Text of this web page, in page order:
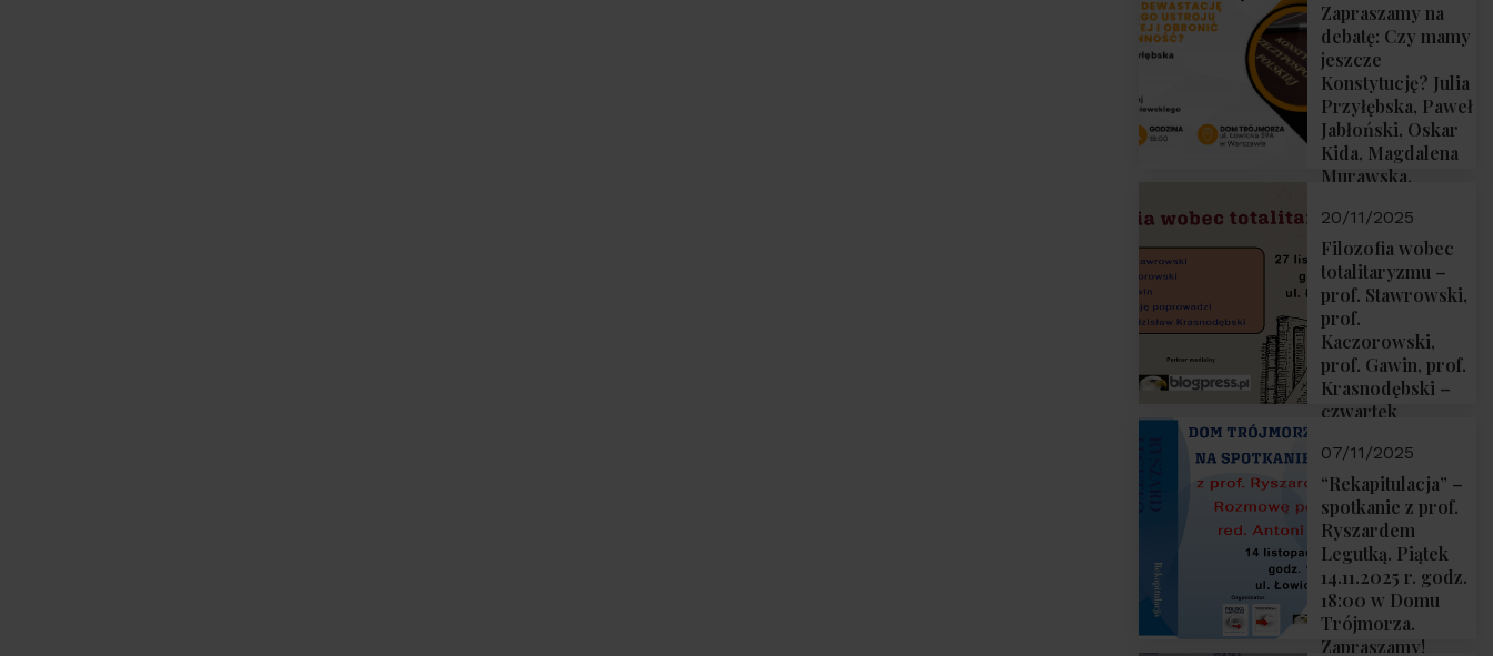
Zapraszamy na
debatę: Czy mamy
jeszcze
Konstytucję? Julia
Przyłębska, Paweł
Jabłoński, Oskar
Kida, Magdalena
Murawska,
Sobolewski – 4
grudnia 2025 r.
godz. 18:00.
20/11/2025
Filozofia wobec
totalitaryzmu –
prof. Stawrowski,
prof.
Kaczorowski,
prof. Gawin, prof.
Krasnodębski –
czwartek
18:00
07/11/2025
“Rekapitulacja” –
spotkanie z prof.
Ryszardem
Legutką. Piątek
14.11.2025 r. godz.
18:00 w Domu
Trójmorza.
Zapraszamy!